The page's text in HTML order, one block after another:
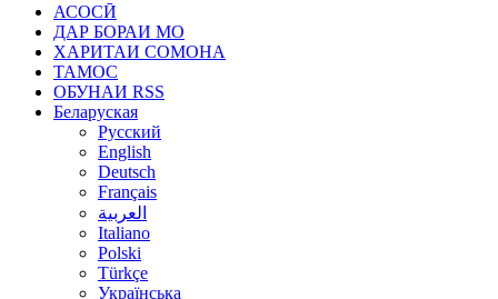
АСОСӢ
ДАР БОРАИ МО
ХАРИТАИ СОМОНА
ТАМОС
ОБУНАИ RSS
Беларуская
Русский
English
Deutsch
Français
العربية
Italiano
Polski
Türkçe
Українська